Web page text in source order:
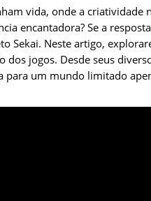
vida, onde a criatividade
encantadora? Se a
Sekai. Neste artigo,
jogos. Desde seus
para um mundo limitado